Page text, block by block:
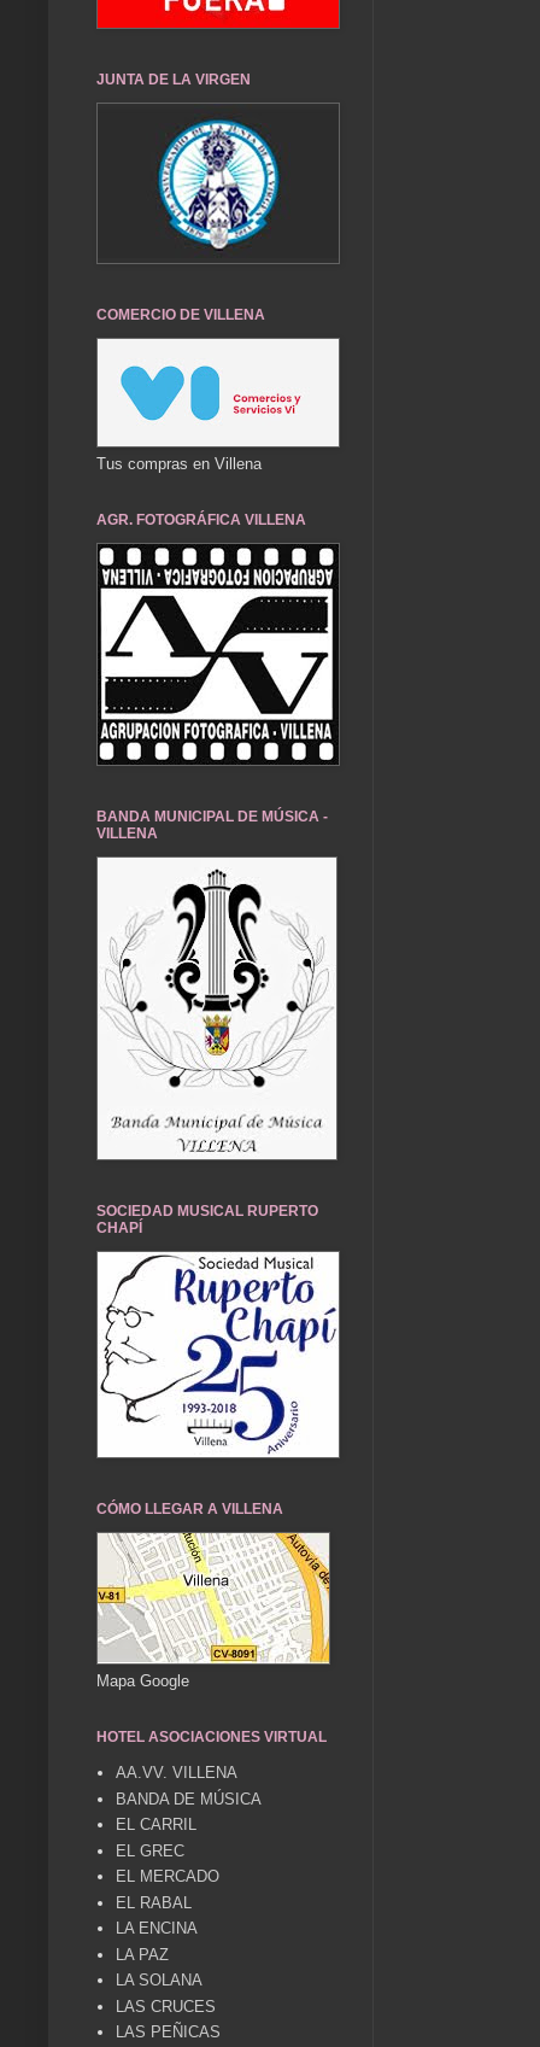
JUNTA DE LA VIRGEN
COMERCIO DE VILLENA
Tus compras en Villena
AGR. FOTOGRÁFICA VILLENA
BANDA MUNICIPAL DE MÚSICA -
VILLENA
SOCIEDAD MUSICAL RUPERTO
CHAPÍ
CÓMO LLEGAR A VILLENA
Mapa Google
HOTEL ASOCIACIONES VIRTUAL
AA.VV. VILLENA
BANDA DE MÚSICA
EL CARRIL
EL GREC
EL MERCADO
EL RABAL
LA ENCINA
LA PAZ
LA SOLANA
LAS CRUCES
LAS PEÑICAS